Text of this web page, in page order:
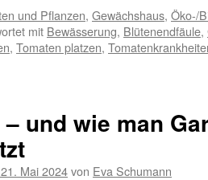
und Pflanzen, Gewächshaus, Öko-/
mit Bewässerung, Blütenendfäule,
, Tomaten platzen,
und wie man
Mai 2024von Eva Schumann